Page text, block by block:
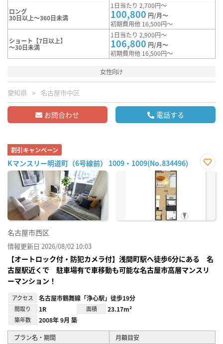
ロング
30日以上～360日未満
1日当たり 2,700円～
100,800 円/月～
初期費用他 16,500円～
ショート【7日以上】
～30日未満
1日当たり 2,900円～
106,800 円/月～
初期費用他 16,500円～
女性向け
愛知県 名古屋市中区
お問合わせ 電話する
割引キャンペーン
Kマンスリー明道町（6号線前） 1009・1009(No.834496)
お気
名古屋市西区
情報更新日 2026/08/02 10:03
【オートロック付・防犯カメラ付】浅間町駅へ徒歩6分にある 名
古屋駅近くで 駐車場有で車移動も可能な名古屋市高層マンスリ
ーマンション！
アクセス 名古屋市鶴舞線「浄心駅」徒歩19分
間取り 1R 面積 23.17m²
築年数 2008年 9月 築
プラン名・期間 月額目安